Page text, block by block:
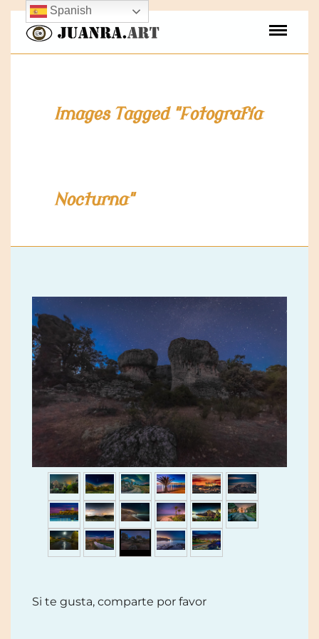
Images Tagged "Fotografía
Nocturna"
Si te gusta, comparte por favor
Spanish